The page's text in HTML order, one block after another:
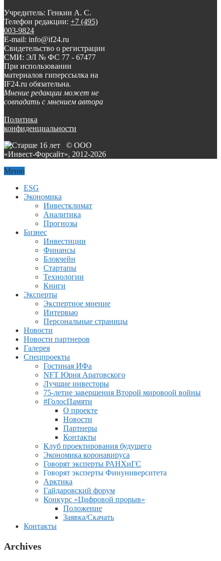
Учредитель: Генкин А. С.
Телефон редакции: +7 (495)
003-9824
E-mail: info@if24.ru
Свидетельство о регистрации
СМИ: ЭЛ № ФС 77 - 67477
При использовании
материалов гиперссылка на
IF24.ru обязательна.
Мнение редакции может не
совпадать с мнением автора
Политика
конфиденциальности
© ООО
«Инвест-Форсайт», 2012-2026
Меню
ESG
Экономика
Инвестклимат
Аналитика
Прогнозы
Бизнес
Инвестиции
Финансы
Блокчейн
Стартапы
Технологии
Книги
Эксперты
Экспертное мнение
Интервью
Персональные страницы
Новости
Новости партнеров
Галерея
Спецпроекты
Гостиная ИФа
NFT Юрия Аратовского
Лучшие инвесторы
75-летие завершения Второй мировоой войны
#ГолосПамяти
О проекте
Новости
Партнеры
Контакты
Клуб проектирования будущего
Экономика коронавируса
Говорят эксперты РАНХиГС
Говорят эксперты Финуниверситета
Арктика
Гайдаровский форум
Конкурс «Цифровой прорыв»
Положение
Заявка/Скачать
Контакты
Archives